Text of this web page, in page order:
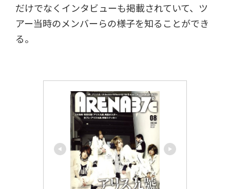
だけでなくインタビューも掲載されていて、ツ
アー当時のメンバーらの様子を知ることができ
る。